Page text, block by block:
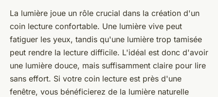
La lumière joue un rôle crucial dans la création d'un
coin lecture confortable. Une lumière vive peut
fatiguer les yeux, tandis qu'une lumière trop tamisée
peut rendre la lecture difficile. L'idéal est donc d'avoir
une lumière douce, mais suffisamment claire pour lire
sans effort. Si votre coin lecture est près d'une
fenêtre, vous bénéficierez de la lumière naturelle